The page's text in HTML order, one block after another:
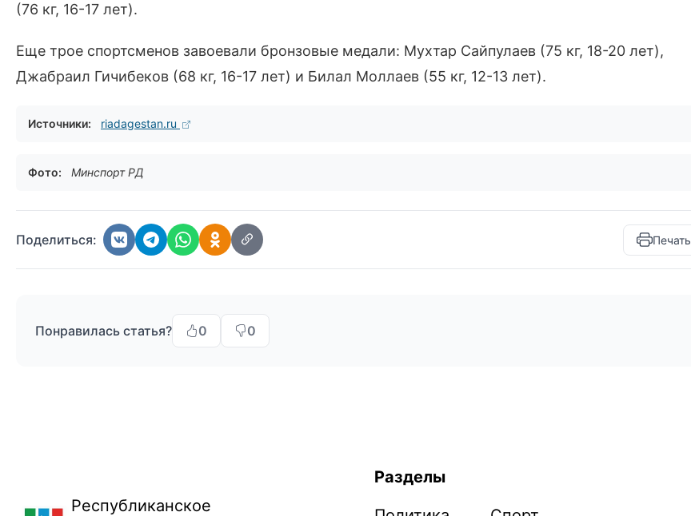
(76 кг, 16-17 лет).
Еще трое спортсменов завоевали бронзовые медали: Мухтар Сайпулаев (75 кг, 18-20 лет),
Джабраил Гичибеков (68 кг, 16-17 лет) и Билал Моллаев (55 кг, 12-13 лет).
Источники: riadagestan.ru
Фото: Минспорт РД
Поделиться: Печать
Понравилась статья? 0 0
Республиканское
Разделы